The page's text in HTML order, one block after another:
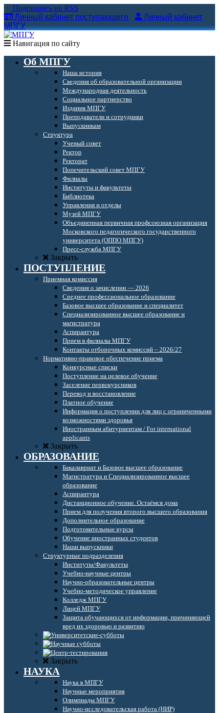
Подпишись на RSS
Личный кабинет поступающего
Личный кабинет
МПГУ
Навигация по сайту
Об МПГУ
Наша история
Сведения об образовательной организации
Международная деятельность
Социальное партнерство
Издания МПГУ
Преподаватели и сотрудники
Выпускникам
Структура
Ученый совет
Ректор
Ректорат
Попечительский совет МПГУ
Филиалы
Институты и факультеты
Библиотека
Управления и отделы
Музей МПГУ
Объединенная первичная профсоюзная организация
Московского педагогического государственного
университета (ОППО МПГУ)
Пресс-служба МПГУ
Закрыть
ПОСТУПЛЕНИЕ
Приемная комиссия
Сведения о зачислении — 2026
Среднее профессиональное образование
Базовое высшее образование и специалитет
Специализированное высшее образование и
магистратура
Аспирантура
Прием в филиалы МПГУ
Контакты отборочных комиссий – 2026/27
Нормативно-правовое обеспечение приема
Конкурсные списки
Поступление на целевое обучение
Заселение первокурсников
Перевод и восстановление
Платное обучение
Информация о поступлении для лиц с ограниченными
возможностями здоровья
Иностранным абитуриентам / For international
applicants
Закрыть
ОБРАЗОВАНИЕ
Бакалавриат и Базовое высшее образование
Магистратура и Специализированное высшее
образование
Аспирантура
Дистанционное обучение. Остаёмся дома
Прием для получения второго высшего образования
Дополнительное образование
Подготовительные курсы
Обучение иностранных студентов
Наши выпускники
Структурные подразделения
Институты/Факультеты
Учебно-научные центры
Научно-образовательные центры
Учебно-методическое управление
Колледж МПГУ
Лицей МПГУ
Защита обучающихся от информации, причиняющей
вред их здоровью и развитию
Закрыть
НАУКА
Наука в МПГУ
Научные мероприятия
Олимпиады МПГУ
Научно-исследовательская работа (НИР)